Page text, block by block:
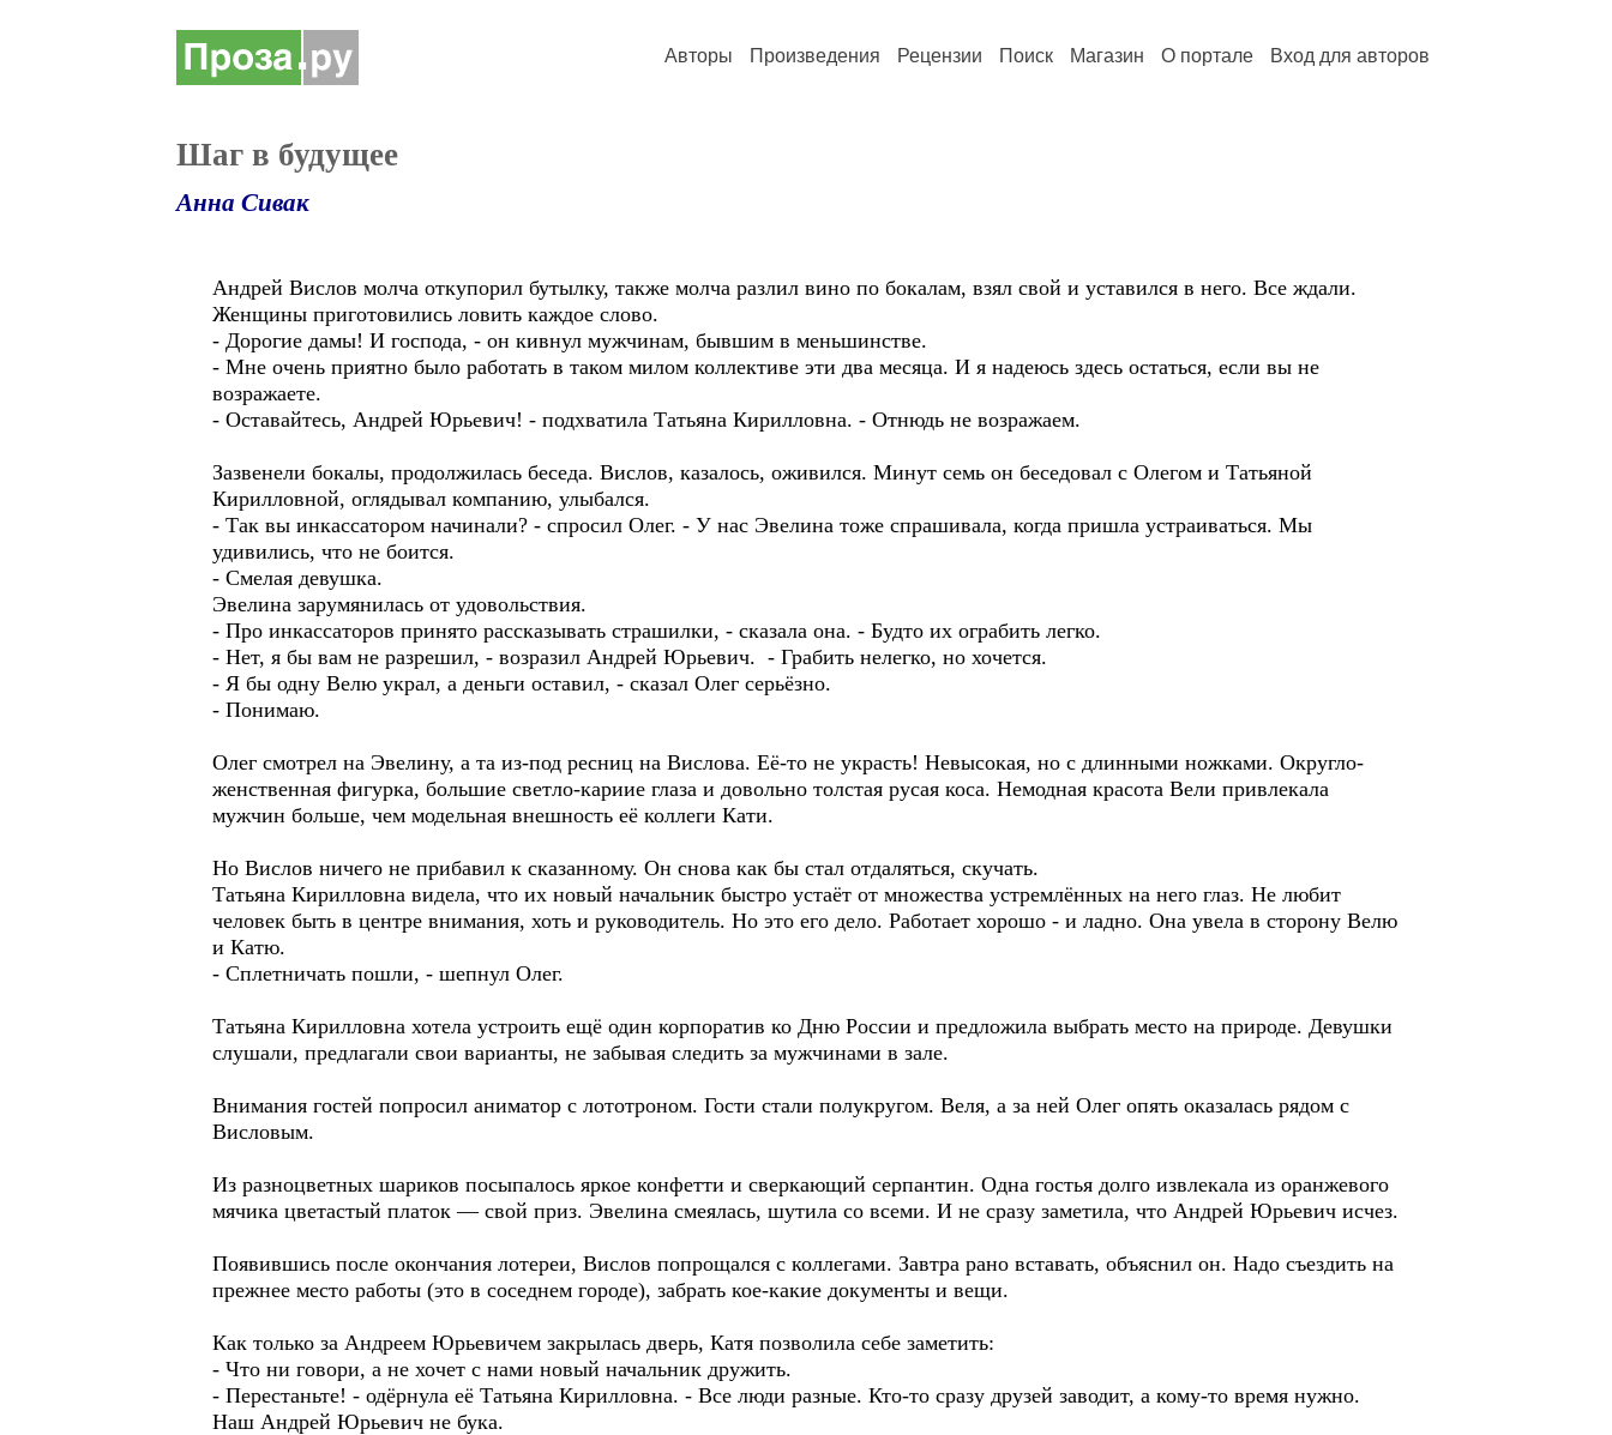
Авторы Произведения Рецензии Поиск Магазин О портале Вход для авторов
Шаг в будущее
Анна Сивак
Андрей Вислов молча откупорил бутылку, также молча разлил вино по бокалам, взял свой и уставился в него. Все ждали.
Женщины приготовились ловить каждое слово.
- Дорогие дамы! И господа, - он кивнул мужчинам, бывшим в меньшинстве.
- Мне очень приятно было работать в таком милом коллективе эти два месяца. И я надеюсь здесь остаться, если вы не
возражаете.
- Оставайтесь, Андрей Юрьевич! - подхватила Татьяна Кирилловна. - Отнюдь не возражаем.
Зазвенели бокалы, продолжилась беседа. Вислов, казалось, оживился. Минут семь он беседовал с Олегом и Татьяной
Кирилловной, оглядывал компанию, улыбался.
- Так вы инкассатором начинали? - спросил Олег. - У нас Эвелина тоже спрашивала, когда пришла устраиваться. Мы
удивились, что не боится.
- Смелая девушка.
Эвелина зарумянилась от удовольствия.
- Про инкассаторов принято рассказывать страшилки, - сказала она. - Будто их ограбить легко.
- Нет, я бы вам не разрешил, - возразил Андрей Юрьевич. - Грабить нелегко, но хочется.
- Я бы одну Велю украл, а деньги оставил, - сказал Олег серьёзно.
- Понимаю.
Олег смотрел на Эвелину, а та из-под ресниц на Вислова. Её-то не украсть! Невысокая, но с длинными ножками. Округло-
женственная фигурка, большие светло-кариие глаза и довольно толстая русая коса. Немодная красота Вели привлекала
мужчин больше, чем модельная внешность её коллеги Кати.
Но Вислов ничего не прибавил к сказанному. Он снова как бы стал отдаляться, скучать.
Татьяна Кирилловна видела, что их новый начальник быстро устаёт от множества устремлённых на него глаз. Не любит
человек быть в центре внимания, хоть и руководитель. Но это его дело. Работает хорошо - и ладно. Она увела в сторону Велю
и Катю.
- Сплетничать пошли, - шепнул Олег.
Татьяна Кирилловна хотела устроить ещё один корпоратив ко Дню России и предложила выбрать место на природе. Девушки
слушали, предлагали свои варианты, не забывая следить за мужчинами в зале.
Внимания гостей попросил аниматор с лототроном. Гости стали полукругом. Веля, а за ней Олег опять оказалась рядом с
Висловым.
Из разноцветных шариков посыпалось яркое конфетти и сверкающий серпантин. Одна гостья долго извлекала из оранжевого
мячика цветастый платок — свой приз. Эвелина смеялась, шутила со всеми. И не сразу заметила, что Андрей Юрьевич исчез.
Появившись после окончания лотереи, Вислов попрощался с коллегами. Завтра рано вставать, объяснил он. Надо съездить на
прежнее место работы (это в соседнем городе), забрать кое-какие документы и вещи.
Как только за Андреем Юрьевичем закрылась дверь, Катя позволила себе заметить:
- Что ни говори, а не хочет с нами новый начальник дружить.
- Перестаньте! - одёрнула её Татьяна Кирилловна. - Все люди разные. Кто-то сразу друзей заводит, а кому-то время нужно.
Наш Андрей Юрьевич не бука.